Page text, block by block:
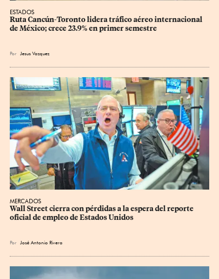
ESTADOS
Ruta Cancún-Toronto lidera tráfico aéreo internacional
de México; crece 23.9% en primer semestre
Por Jesus Vazquez
MERCADOS
Wall Street cierra con pérdidas a la espera del reporte
oficial de empleo de Estados Unidos
Por José Antonio Rivera